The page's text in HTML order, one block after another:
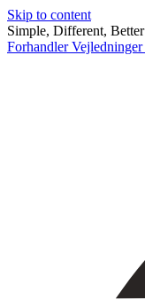
Skip to content
Simple, Different, Better
ForhandlerVejledninger